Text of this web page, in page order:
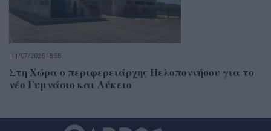
11/07/2026 18:58
Στη Χώρα ο περιφερειάρχης Πελοποννήσου για το
νέο Γυμνάσιο και Λύκειο